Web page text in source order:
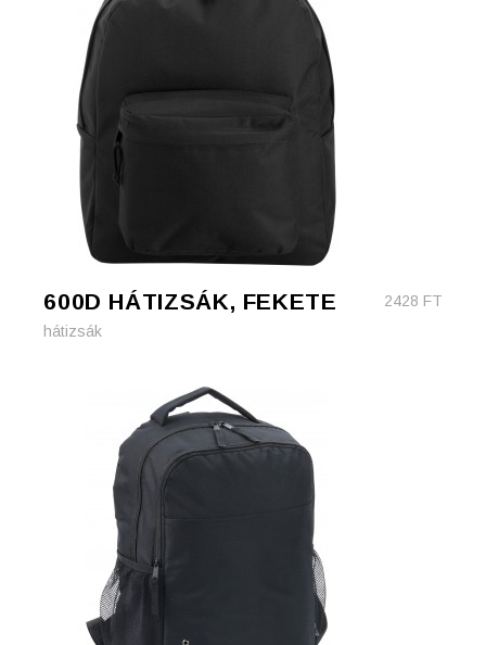
600D HÁTIZSÁK, FEKETE 2428 FT
hátizsák